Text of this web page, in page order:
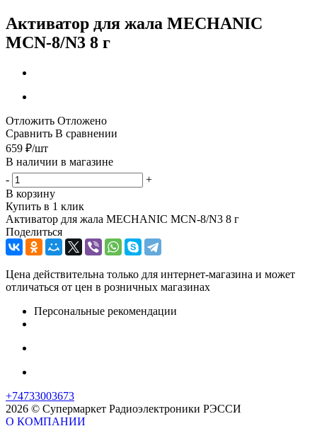
Активатор для жала MECHANIC
MCN-8/N3 8 г
Отложить Отложено
Сравнить В сравнении
659 ₽/шт
В наличии в магазине
-
+
В корзину
Купить в 1 клик
Активатор для жала MECHANIC MCN-8/N3 8 г
Поделиться
Цена действительна только для интернет-магазина и может
отличаться от цен в розничных магазинах
Персональные рекомендации
+74733003673
2026 © Супермаркет Радиоэлектроники РЭССИ
О КОМПАНИИ